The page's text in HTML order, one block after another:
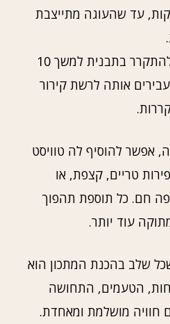
45-50 דקות, עד שהעוגה מתייצבת
נותנים לעוגה להתקרר בתבנית למשך 10
אותה לרשת קירור
אפשר להוסיף לה טוויסט
טריים, קצפת, או
חם. כל תוספת תהפוך
עוד יותר.
שלב בהכנת המתכון הוא
הטעמים, התחושה
חוויה מושלמת ומאחדת.